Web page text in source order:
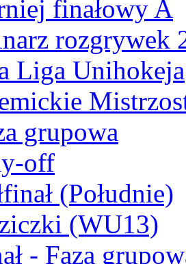
finałowy A
rozgrywek
Liga Unihokeja
grupowa
off
(Południe)
(WU13)
- Faza